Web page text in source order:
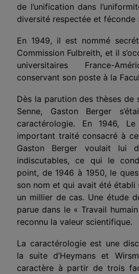
de l’unification dans
diversité respectée et féconde
En 1949, il est nommé
Commission Fulbreith, et il
universitaires France-
conservant son poste à la
Dès la parution des thèses de
Senne, Gaston Berger
caractérologie. En 1946,
important traité consacré à
Gaston Berger voulait lui
indiscutables, ce qui le
point, de 1946 à 1950, le
son nom et qui avait été établi
un millier de cas. Une étude
parue dans le « Travail
reconnu la valeur scientifique.
La caractérologie est une
la suite d’Heymans et
caractère à partir de trois